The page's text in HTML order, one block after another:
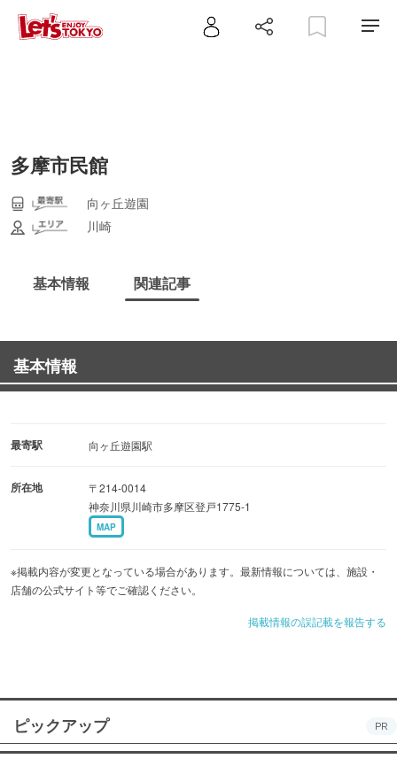
多摩市民館
向ヶ丘遊園
川崎
基本情報 関連記事
基本情報
最寄駅 向ヶ丘遊園駅
所在地
〒214-0014
神奈川県川崎市多摩区登戸1775-1
MAP
※掲載内容が変更となっている場合があります。最新情報については、施設・
店舗の公式サイト等でご確認ください。
掲載情報の誤記載を報告する
ピックアップ PR